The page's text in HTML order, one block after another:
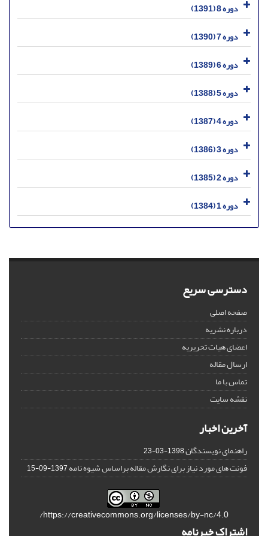
دوره 8 (1391)
دوره 7 (1390)
دوره 6 (1389)
دوره 5 (1388)
دوره 4 (1387)
دوره 3 (1386)
دوره 2 (1385)
دوره 1 (1384)
دسترسی سریع
صفحه اصلی
درباره نشریه
اعضای هیات تحریریه
ارسال مقاله
تماس با ما
نقشه سایت
آخرین اخبار
راهنمای نویسندگان1398-03-23
فونت های مورد نیاز برای نگارش مقاله براساس شیوه نامه1397-09-15
https://creativecommons.org/licenses/by-nc/4.0/